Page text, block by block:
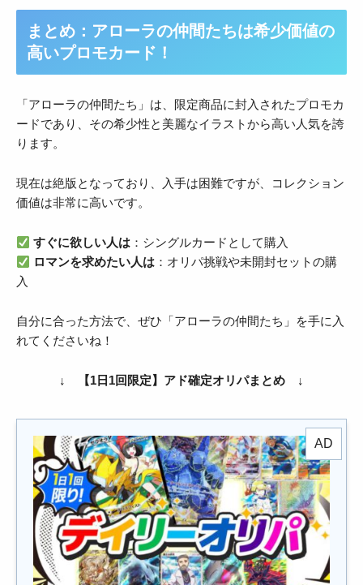
まとめ：アローラの仲間たちは希少価値の
高いプロモカード！
「アローラの仲間たち」は、限定商品に封入されたプロモカ
ードであり、その希少性と美麗なイラストから高い人気を誇
ります。
現在は絶版となっており、入手は困難ですが、コレクション
価値は非常に高いです。
すぐに欲しい人は ：シングルカードとして購入
ロマンを求めたい人は ：オリパ挑戦や未開封セットの購
入
自分に合った方法で、ぜひ「アローラの仲間たち」を手に入
れてくださいね！
↓ 【1日1回限定】アド確定オリパまとめ ↓